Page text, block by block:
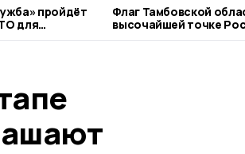
пройдёт
для
Флаг Тамбовской
высочайшей точке